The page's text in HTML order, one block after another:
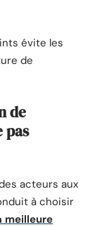
évite les
de
de
pas
acteurs aux
à choisir
meilleure